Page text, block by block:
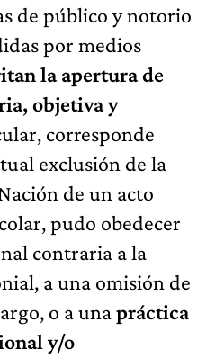
de público y notorio
por medios
la apertura de
objetiva y
corresponde
exclusión de la
de un acto
pudo obedecer
contraria a la
a una omisión de
o a unapráctica
y/o